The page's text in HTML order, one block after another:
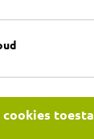
slangen